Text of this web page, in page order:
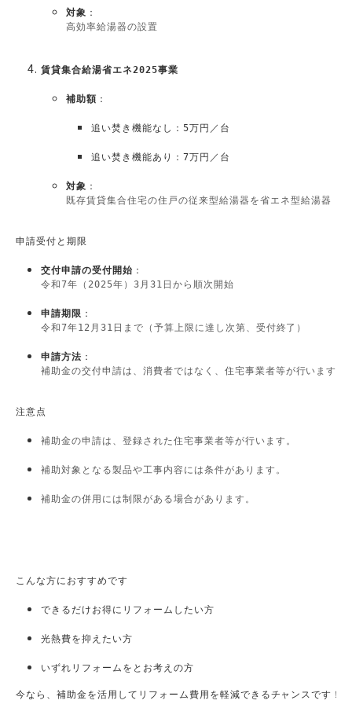
対象 ：​
高効率給湯器の設置
賃貸集合給湯省エネ2025事業
補助額 ：
追い焚き機能なし：5万円／台
追い焚き機能あり：7万円／台
対象 ：​
既存賃貸集合住宅の住戸の従来型給湯器を省エネ型給湯器（
申請受付と期限
交付申請の受付開始 ：​
令和7年（2025年）3月31日から順次開始
申請期限 ：​
令和7年12月31日まで（予算上限に達し次第、受付終了）
申請方法 ：​
補助金の交付申請は、消費者ではなく、住宅事業者等が行います
注意点
補助金の申請は、登録された住宅事業者等が行います。
補助対象となる製品や工事内容には条件があります。
補助金の併用には制限がある場合があります。
こんな方におすすめです
できるだけお得にリフォームしたい方
光熱費を抑えたい方
いずれリフォームをとお考えの方
今なら、補助金を活用してリフォーム費用を軽減できるチャンスです！